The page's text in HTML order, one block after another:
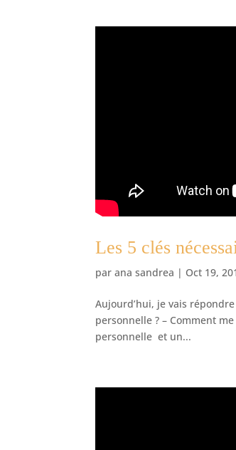
Les 5 clés
parana sandrea | Oct 19,
Aujourd’hui, je vais
personnelle ? – Comment
personnelle et un...